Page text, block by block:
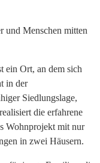
und Menschen mitten
ein Ort, an dem sich
in der
Siedlungslage,
die erfahrene
Wohnprojekt mit nur
in zwei Häusern.